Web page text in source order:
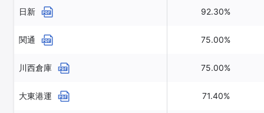
日新 92.30%
関通 75.00%
川西倉庫 75.00%
大東港運 71.40%